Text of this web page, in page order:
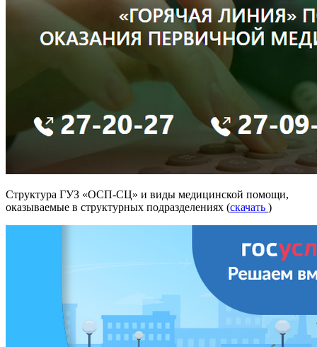
Структура ГУЗ «ОСП-СЦ» и виды медицинской помощи,
оказываемые в структурных подразделениях (скачать )